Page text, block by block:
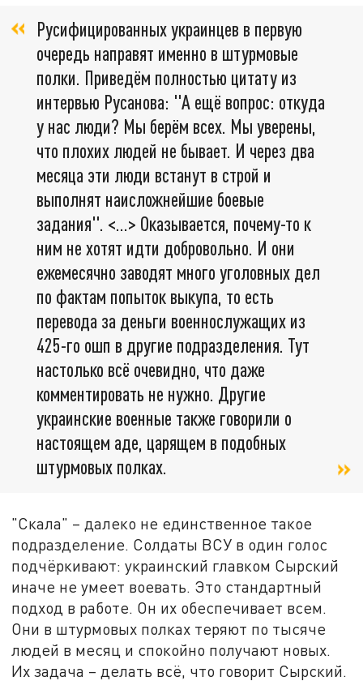
Русифицированных украинцев в первую
очередь направят именно в штурмовые
полки. Приведём полностью цитату из
интервью Русанова: "А ещё вопрос: откуда
у нас люди? Мы берём всех. Мы уверены,
что плохих людей не бывает. И через два
месяца эти люди встанут в строй и
выполнят наисложнейшие боевые
задания". <…> Оказывается, почему-то к
ним не хотят идти добровольно. И они
ежемесячно заводят много уголовных дел
по фактам попыток выкупа, то есть
перевода за деньги военнослужащих из
425-го ошп в другие подразделения. Тут
настолько всё очевидно, что даже
комментировать не нужно. Другие
украинские военные также говорили о
настоящем аде, царящем в подобных
штурмовых полках.
"Скала" – далеко не единственное такое
подразделение. Солдаты ВСУ в один голос
подчёркивают: украинский главком Сырский
иначе не умеет воевать. Это стандартный
подход в работе. Он их обеспечивает всем.
Они в штурмовых полках теряют по тысяче
людей в месяц и спокойно получают новых.
Их задача – делать всё, что говорит Сырский.